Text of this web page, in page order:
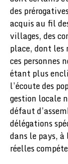
des
acquis au fil
villages, des
place, dont les
ces personnes
étant plus
l’écoute des
gestion locale
défaut
délégations
dans le pays,
réelles